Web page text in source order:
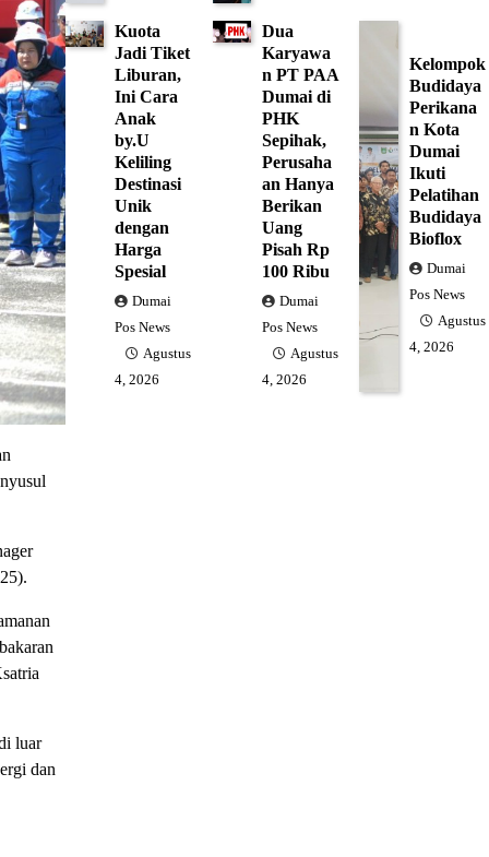
luar
dan
Kuota
Jadi Tiket
Liburan,
Ini Cara
Anak
by.U
Keliling
Destinasi
Unik
dengan
Harga
Spesial
Dumai
Pos News
Agustus
4, 2026
Dua
Karyawa
n PT PAA
Dumai di
PHK
Sepihak,
Perusaha
an Hanya
Berikan
Uang
Pisah Rp
100 Ribu
Dumai
Pos News
Agustus
4, 2026
Kelompok
Budidaya
Perikana
n Kota
Dumai
Ikuti
Pelatihan
Budidaya
Bioflox
Dumai
Pos News
Agustus
4, 2026